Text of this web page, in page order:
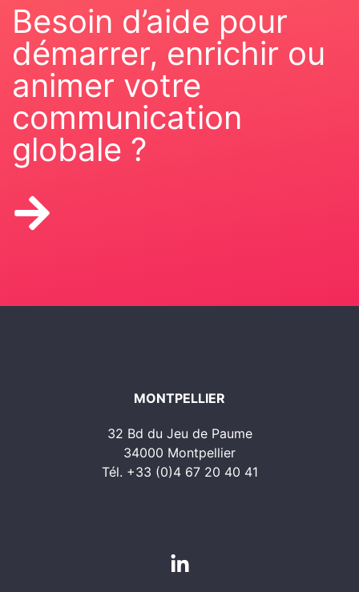
Besoin d’aide pour
démarrer, enrichir ou
animer votre
communication
globale ?
MONTPELLIER
32 Bd du Jeu de Paume
34000 Montpellier
Tél. +33 (0)4 67 20 40 41